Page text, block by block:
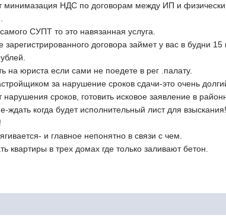
минимазация НДС по договорам между ИП и
СУПТ то это навязанная услуга.
зарегистрированного договора займет у вас в будни
на юриста если сами не поедете в рег .палату.
за нарушение сроков сдачи-это очень
сроков, готовить исковое заявление в
когда будет исполнительный лист для
и главное непонятно в связи с чем.
квартиры в трех домах где только заливают бетон.